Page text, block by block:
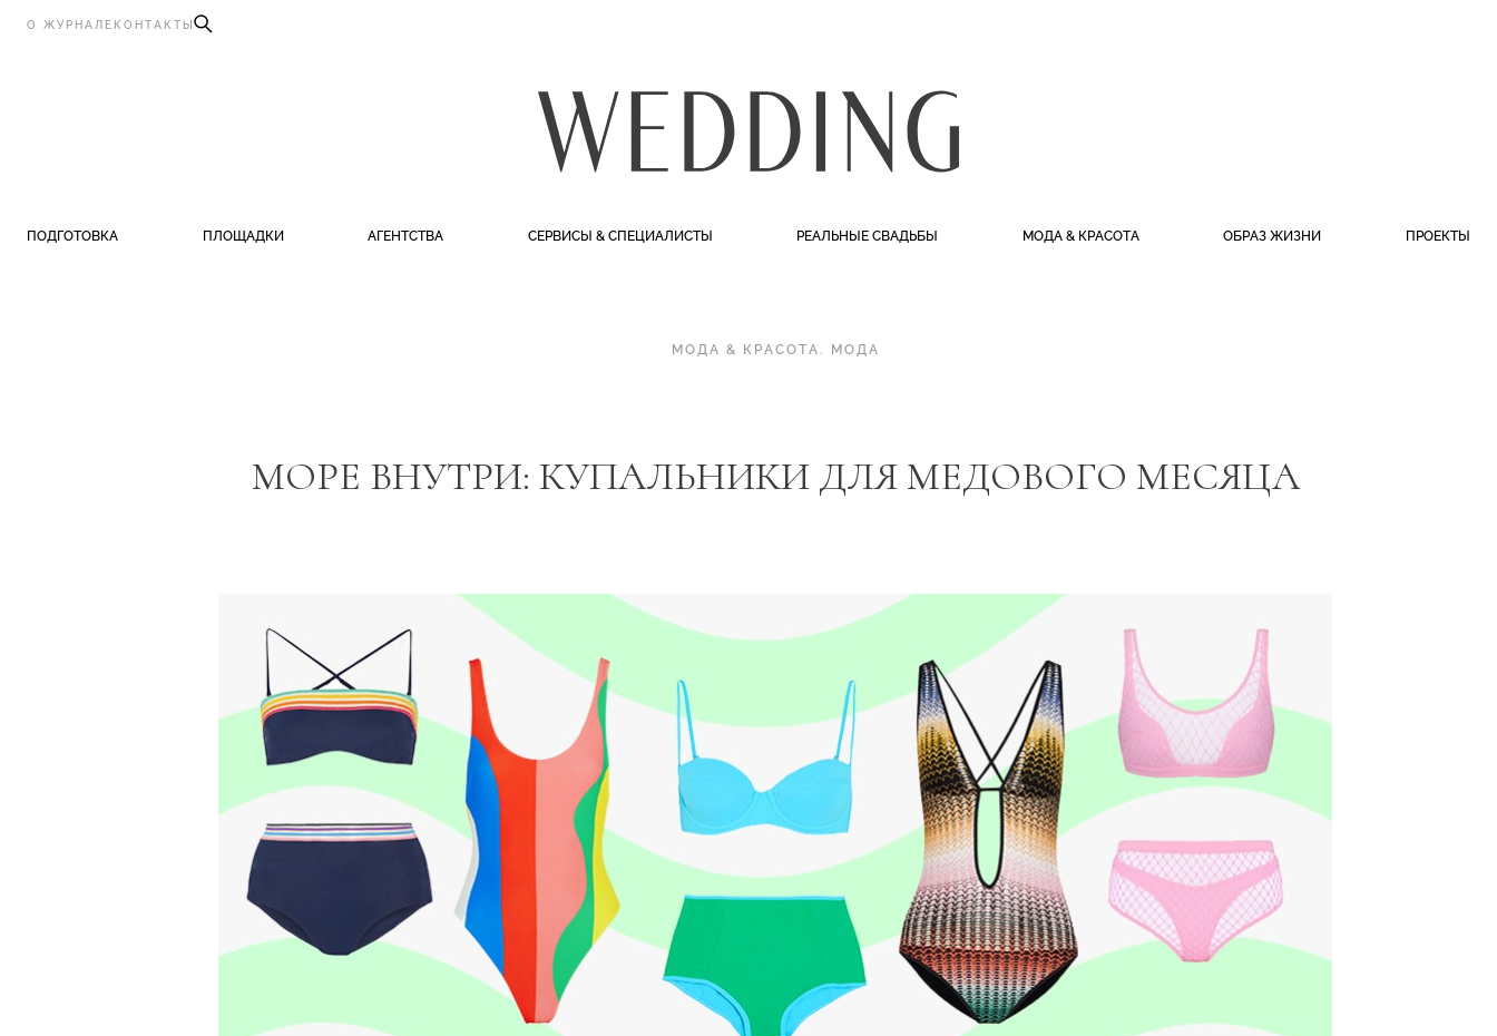
О ЖУРНАЛЕ КОНТАКТЫ
ПОДГОТОВКА ПЛОЩАДКИ АГЕНТСТВА СЕРВИСЫ & СПЕЦИАЛИСТЫ РЕАЛЬНЫЕ СВАДЬБЫ МОДА & КРАСОТА ОБРАЗ ЖИЗНИ ПРОЕКТЫ
МОДА & КРАСОТА. МОДА
МОРЕ ВНУТРИ: КУПАЛЬНИКИ ДЛЯ МЕДОВОГО МЕСЯЦА